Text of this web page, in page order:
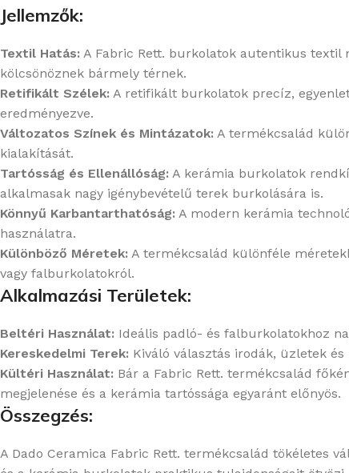
Jellemzők:
Textil Hatás: A Fabric Rett. burkolatok autentikus textil
kölcsönöznek bármely térnek.
Retifikált Szélek: A retifikált burkolatok precíz,
eredményezve.
Változatos Színek és Mintázatok: A termékcsalád
kialakítását.
Tartósság és Ellenállóság: A kerámia burkolatok
alkalmasak nagy igénybevételű terek burkolására is.
Könnyű Karbantarthatóság: A modern kerámia
használatra.
Különböző Méretek: A termékcsalád különféle
vagy falburkolatokról.
Alkalmazási Területek:
Beltéri Használat: Ideális padló- és falburkolatokhoz
Kereskedelmi Terek: Kiváló választás irodák, üzletek
Kültéri Használat: Bár a Fabric Rett. termékcsalád
megjelenése és a kerámia tartóssága egyaránt előnyös.
Összegzés:
A Dado Ceramica Fabric Rett. termékcsalád tökéletes